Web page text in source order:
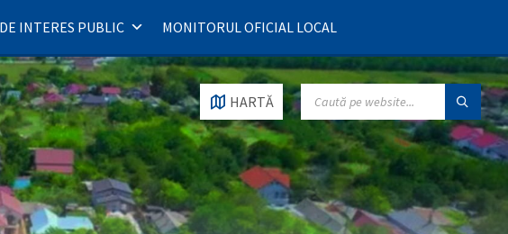
DE INTERES PUBLIC MONITORUL OFICIAL LOCAL
HARTĂ
SEARCH: